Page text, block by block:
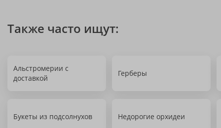
Также часто ищут:
Альстромерии с
доставкой
Герберы
Букеты из подсолнухов Недорогие орхидеи